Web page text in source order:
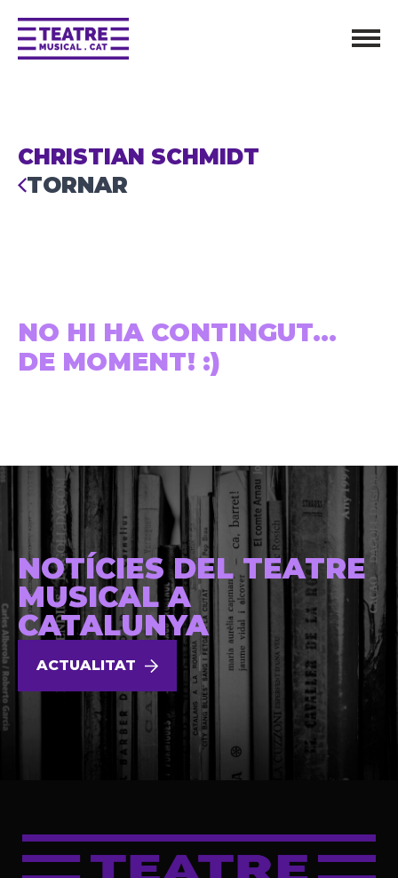
CHRISTIAN SCHMIDT
TORNAR
NO HI HA CONTINGUT...
DE MOMENT! :)
NOTÍCIES DEL TEATRE
MUSICAL A
CATALUNYA
ACTUALITAT